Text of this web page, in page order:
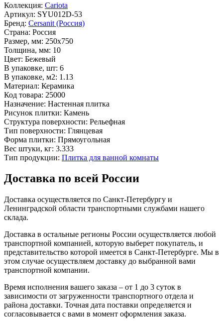
Коллекция: Cariota
Артикул: SYU012D-53
Бренд: Cersanit (Россия)
Страна: Россия
Размер, мм: 250x750
Толщина, мм: 10
Цвет: Бежевый
В упаковке, шт: 6
В упаковке, м2: 1.13
Материал: Керамика
Код товара: 25000
Назначение: Настенная плитка
Рисунок плитки: Камень
Структура поверхности: Рельефная
Тип поверхности: Глянцевая
Форма плитки: Прямоугольная
Вес штуки, кг: 3.333
Тип продукции: Плитка для ванной комнаты
Доставка по всей России
Доставка осуществляется по Санкт-Петербургу и
Ленинградской области транспортными службами нашего
склада.
Доставка в остальные регионы России осуществляется любой
транспортной компанией, которую выберет покупатель, и
представительство которой имеется в Санкт-Петербурге. Мы в
этом случае осуществляем доставку до выбранной вами
транспортной компании.
Время исполнения вашего заказа – от 1 до 3 суток в
зависимости от загруженности транспортного отдела и
района доставки. Точная дата поставки определяется и
согласовывается с вами в момент оформления заказа.